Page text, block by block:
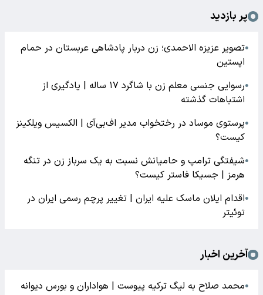
پر بازدید
●تصویر عزیزه الاحمدی؛ زن دربار پادشاهی عربستان در حمام
اپستین
●
رسوایی جنسی معلم زن با شاگرد ۱۷ ساله | یادگیری از
اشتباهات گذشته
●پرستوی موساد در رختخواب مدیر اف‌بی‌آی | الکسیس ویلکینز
کیست؟
●شیفتگی ترامپ و حامیانش نسبت به یک سرباز زن در تنگه
هرمز | جسیکا فاستر کیست؟
●اقدام ایلان ماسک علیه ایران | تغییر پرچم رسمی ایران در
توئیتر
آخرین اخبار
●محمد صلاح به لیگ ترکیه پیوست | هواداران و بورس دیوانه